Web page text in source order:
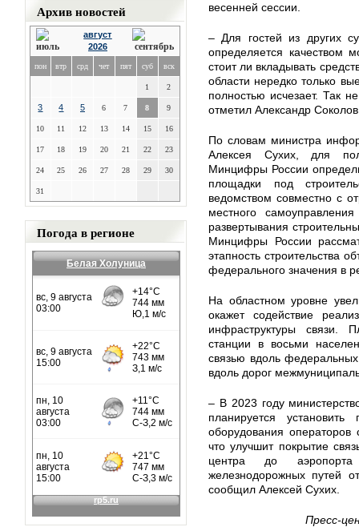
Архив новостей
август
2026
пон втр срд чет пят суб вск
1 2
3 4 5 6 7 8 9
10 11 12 13 14 15 16
17 18 19 20 21 22 23
24 25 26 27 28 29 30
31
Погода в регионе
Белая Холуница
весенней сессии.
– Для гостей из других
определяется качеством
стоит ли вкладывать
области нередко только
полностью исчезает. Так
отметил Александр
По словам министра
Алексея Сухих, для
Минцифры России
площадки под
ведомством совместно с
местного
развертывания
Минцифры России
этапность строительства
федерального значения в
На областном уровне
окажет содействие
инфраструктуры связи.
станции в восьми
связью вдоль
вдоль дорог
– В 2023 году
планируется
оборудования
что улучшит покрытие
центра до
железнодорожных путей
сообщил Алексей Сухих.
Пресс-